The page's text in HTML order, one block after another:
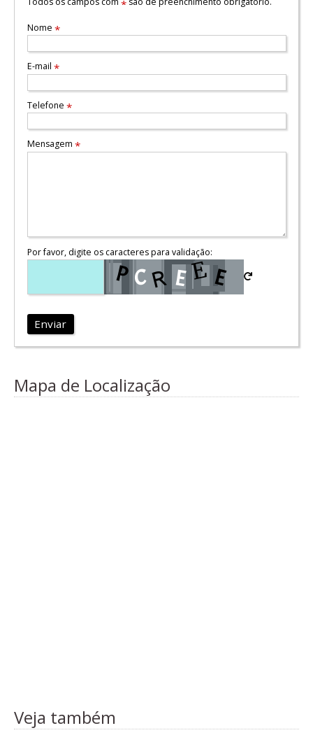
*
Nome *
E-mail *
Telefone *
Mensagem *
Por favor, digite os caracteres para validação:
Enviar
Mapa de Localização
Veja também